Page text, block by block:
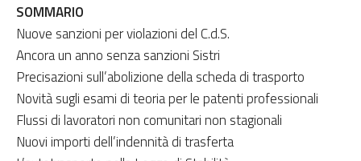
SOMMARIO
Nuove sanzioni per violazioni del C.d.S.
Ancora un anno senza sanzioni Sistri
Precisazioni sull’abolizione della scheda di trasporto
Novità sugli esami di teoria per le patenti professionali
Flussi di lavoratori non comunitari non stagionali
Nuovi importi dell’indennità di trasferta